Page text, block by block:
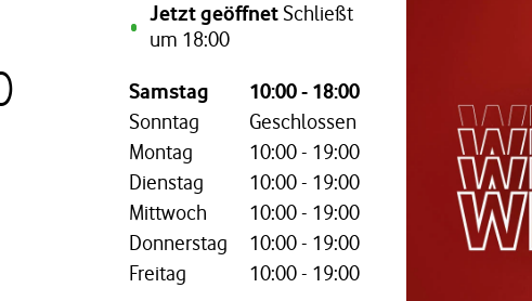
Jetzt geöffnet Schließt
um 18:00
Wochentag, Öffnungszeiten
Samstag 10:00- 18:00
Sonntag
Geschlossen
Montag
10:00- 19:00
Dienstag
10:00- 19:00
Mittwoch
10:00- 19:00
Donnerstag
10:00- 19:00
Freitag
10:00- 19:00